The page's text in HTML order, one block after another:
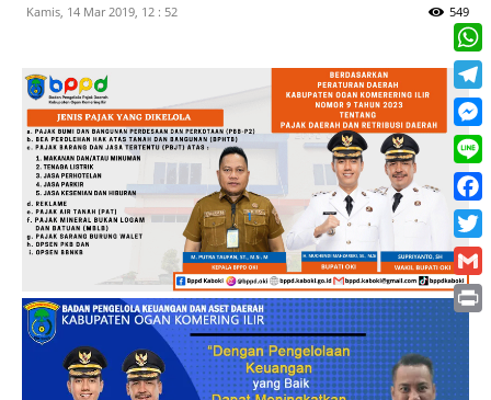
Kamis, 14 Mar 2019, 12 : 52 549
Line
Print